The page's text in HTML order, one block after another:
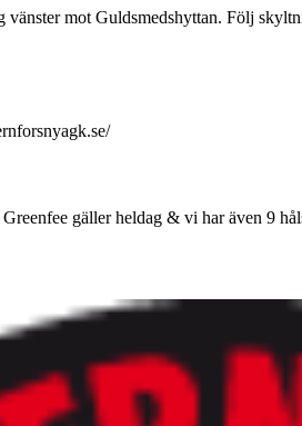
mot Guldsmedshyttan. Följ
gäller heldag & vi har även 9